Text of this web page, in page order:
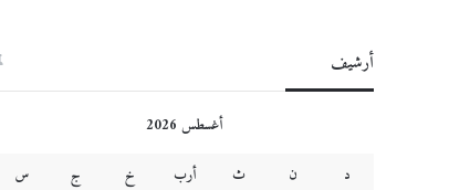
أرشيف
أغسطس 2026
د
ن ث أرب خ ج
س